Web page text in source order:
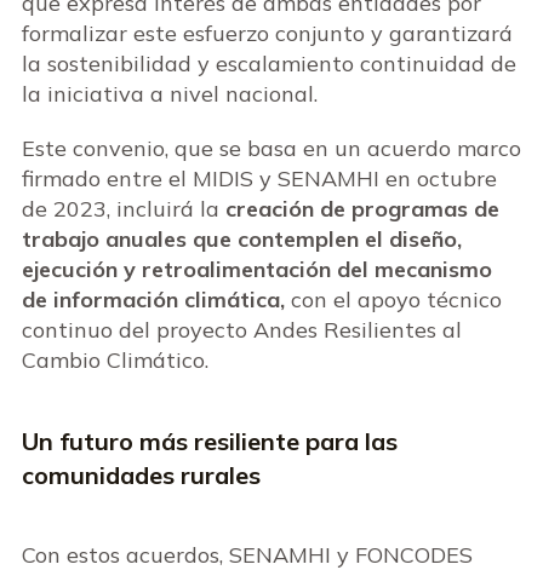
formalizar este esfuerzo conjunto y garantizará
la sostenibilidad y escalamiento continuidad de
la iniciativa a nivel nacional.
Este convenio, que se basa en un acuerdo marco
firmado entre el MIDIS y SENAMHI en octubre
de 2023, incluirá la creación de programas de
trabajo anuales que contemplen el diseño,
ejecución y retroalimentación del mecanismo
de información climática,con el apoyo técnico
continuo del proyecto Andes Resilientes al
Cambio Climático.
Un futuro más resiliente para las
comunidades rurales
Con estos acuerdos, SENAMHI y FONCODES